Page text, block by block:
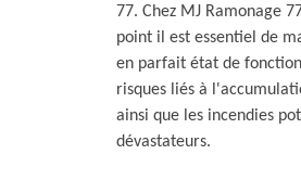
77. Chez MJ Ramonage
point il est essentiel de
en parfait état de
risques liés à
ainsi que les incendies
dévastateurs.